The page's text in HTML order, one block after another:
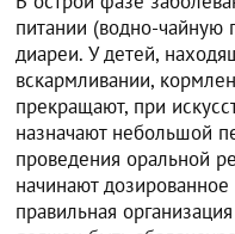
питании (водно-чайную
диареи. У детей,
вскармливании,
прекращают, при
назначают небольшой
проведения оральной
начинают
правильная